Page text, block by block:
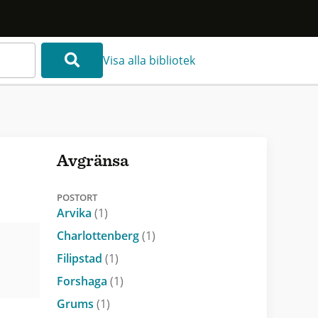
Visa alla bibliotek
Avgränsa
POSTORT
Arvika (1)
Charlottenberg(1)
Filipstad (1)
Forshaga (1)
Grums (1)